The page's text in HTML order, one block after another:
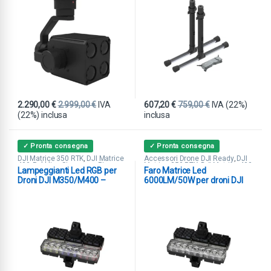
2.290,00€2.999,00€ IVA
(22%) inclusa
607,20€759,00€ IVA (22%)
inclusa
✓ Pronta consegna
DJI Matrice 350 RTK, DJI Matrice
400 Pubblica Sicurezza,Ricerca
& Soccorso,Spotlight
Lampeggianti Led RGB per
Droni DJI M350/M400 –
✓ Pronta consegna
Accessori Drone DJI Ready, DJI
Matrice 350 RTK, DJI Matrice 400
Ricerca & Soccorso
Tethered System
Faro Matrice Led
6000LM/50W per droni DJI